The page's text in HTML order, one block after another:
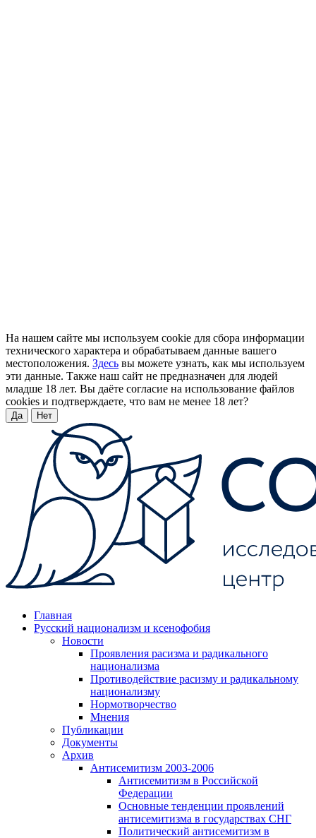
На нашем сайте мы используем cookie для сбора информации
технического характера и обрабатываем данные вашего
местоположения. Здесь вы можете узнать, как мы используем
эти данные. Также наш сайт не предназначен для людей
младше 18 лет. Вы даёте согласие на использование файлов
cookies и подтверждаете, что вам не менее 18 лет?
Да Нет
Главная
Русский национализм и ксенофобия
Новости
Проявления расизма и радикального
национализма
Противодействие расизму и радикальному
национализму
Нормотворчество
Мнения
Публикации
Документы
Архив
Антисемитизм 2003-2006
Антисемитизм в Российской
Федерации
Основные тенденции проявлений
антисемитизма в государствах СНГ
Политический антисемитизм в